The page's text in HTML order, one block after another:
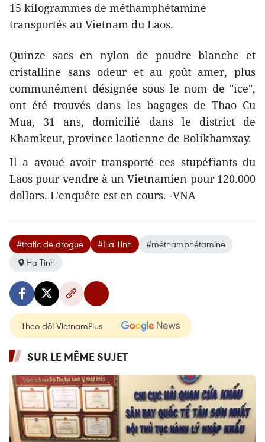
15 kilogrammes de méthamphétamine
transportés au Vietnam du Laos.
Quinze sacs en nylon de poudre blanche et
cristalline sans odeur et au goût amer, plus
communément désignée sous le nom de "ice",
ont été trouvés dans les bagages de Thao Cu
Mua, 31 ans, domicilié dans le district de
Khamkeut, province laotienne de Bolikhamxay.
Il a avoué avoir transporté ces stupéfiants du
Laos pour vendre à un Vietnamien pour 120.000
dollars. L'enquête est en cours. -VNA
#trafic de drogue #Ha Tinh
#méthamphétamine
Ha Tinh
Theo dõi VietnamPlus
SUR LE MÊME SUJET